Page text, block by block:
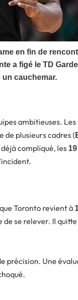
en fin de
a figé le TD
un cauchemar.
ambitieuses. Les
de plusieurs cadres (
compliqué, les
Toronto revient à
de se relever. Il
précision. Une